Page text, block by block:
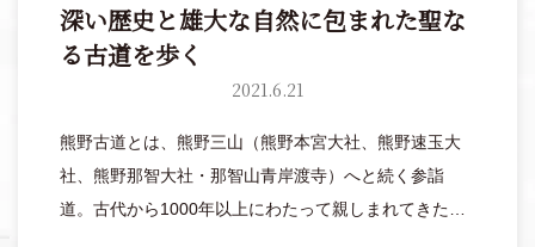
深い歴史と雄大な自然に包まれた聖な
る古道を歩く
2021.6.21
熊野古道とは、熊野三山（熊野本宮大社、熊野速玉大
社、熊野那智大社・那智山青岸渡寺）へと続く参詣
道。古代から1000年以上にわたって親しまれてきた歴